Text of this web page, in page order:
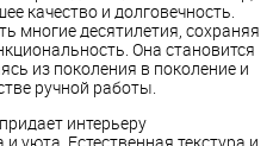
качество и долговечность.
многие десятилетия, сохраняя
Она становится
из поколения в поколение и
ручной работы.
интерьеру